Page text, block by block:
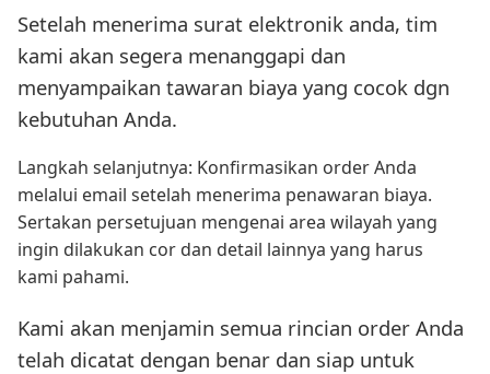
Setelah menerima surat elektronik anda, tim
kami akan segera menanggapi dan
menyampaikan tawaran biaya yang cocok dgn
kebutuhan Anda.
Langkah selanjutnya: Konfirmasikan order Anda
melalui email setelah menerima penawaran biaya.
Sertakan persetujuan mengenai area wilayah yang
ingin dilakukan cor dan detail lainnya yang harus
kami pahami.
Kami akan menjamin semua rincian order Anda
telah dicatat dengan benar dan siap untuk